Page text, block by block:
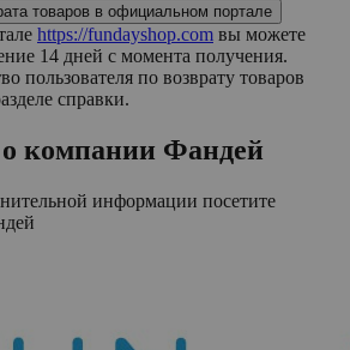
товаров в официальном портале
https://fundayshop.com вы можете
14 дней с момента получения.
пользователя по возврату товаров
справки.
компании Фандей
информации посетите